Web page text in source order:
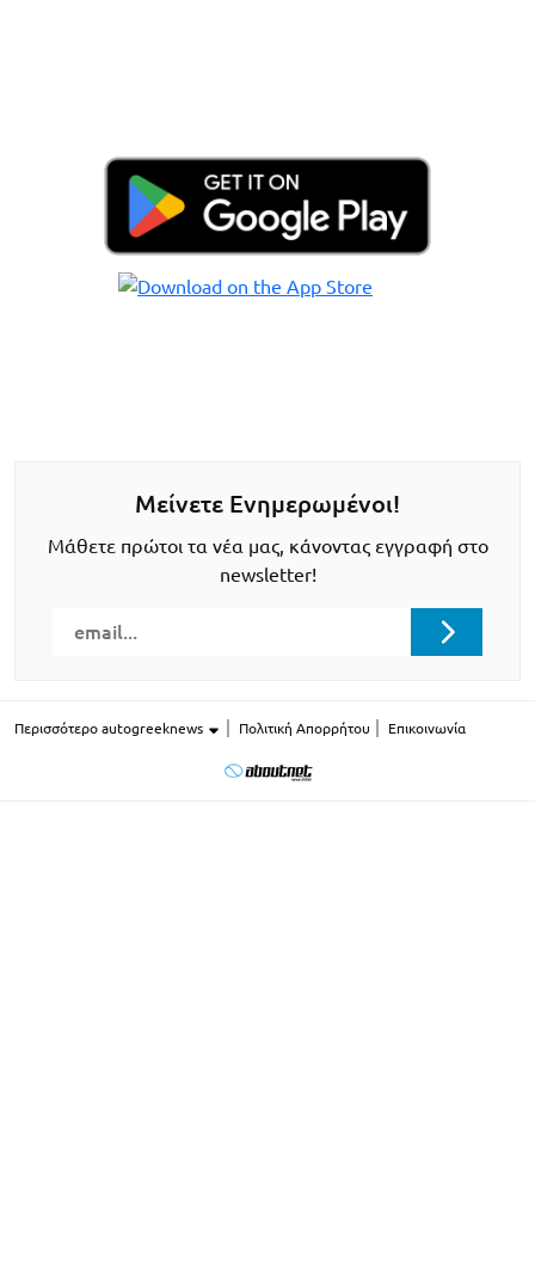
Μείνετε Ενημερωμένοι!
Μάθετε πρώτοι τα νέα μας, κάνοντας εγγραφή στο
newsletter!
Περισσότερο autogreeknews Πολιτική Απορρήτου Επικοινωνία